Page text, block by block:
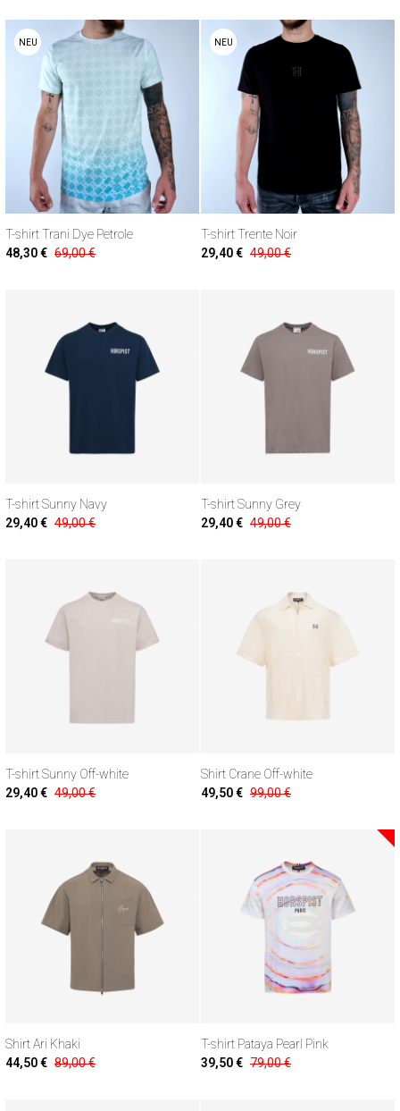
NEU
T-shirt Trani Dye Petrole
48,30 € 69,00 €
NEU
T-shirt Trente Noir
29,40 € 49,00 €
T-shirt Sunny Navy
29,40 € 49,00 €
T-shirt Sunny Grey
29,40 € 49,00 €
T-shirt Sunny Off-white
29,40 € 49,00 €
Shirt Crane Off-white
49,50 € 99,00 €
Shirt Ari Khaki
44,50 € 89,00 €
T-shirt Pataya Pearl Pink
39,50 € 79,00 €